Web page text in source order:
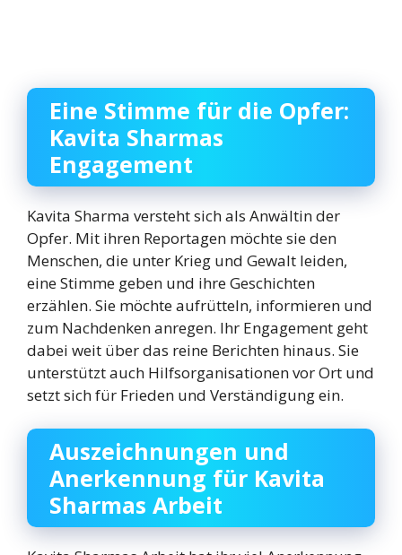
Eine Stimme für die Opfer:
Kavita Sharmas
Engagement
Kavita Sharma versteht sich als Anwältin der
Opfer. Mit ihren Reportagen möchte sie den
Menschen, die unter Krieg und Gewalt leiden,
eine Stimme geben und ihre Geschichten
erzählen. Sie möchte aufrütteln, informieren und
zum Nachdenken anregen. Ihr Engagement geht
dabei weit über das reine Berichten hinaus. Sie
unterstützt auch Hilfsorganisationen vor Ort und
setzt sich für Frieden und Verständigung ein.
Auszeichnungen und
Anerkennung für Kavita
Sharmas Arbeit